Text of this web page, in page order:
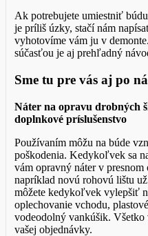
Ak potrebujete umiestniť
je príliš úzky, stačí nám
vyhotovíme vám ju v
súčasťou je aj prehľadný
Sme tu pre vás aj po
Náter na opravu drobných
doplnkové príslušenstvo
Používaním môžu na búde
poškodenia. Kedykoľvek sa
vám opravný náter v
napríklad novú rohovú lištu
môžete kedykoľvek vylepšiť
oplechovanie vchodu,
vodeodolný vankúšik.
vašej objednávky.